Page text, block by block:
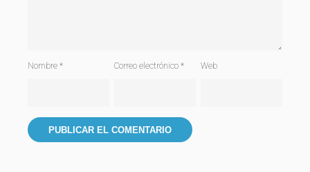
Nombre * Correo electrónico* Web